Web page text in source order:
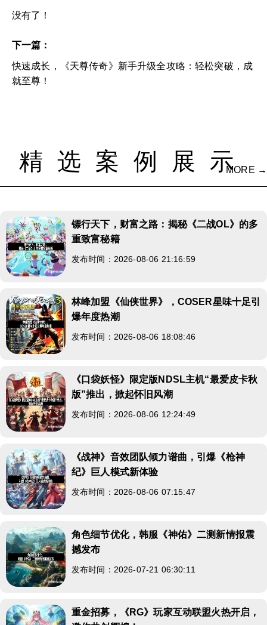
没有了！
下一篇：
快速成长，《天尊传奇》新手升级全攻略：轻松突破，成
就至尊！
精选案例展示MORE →
镖行天下，财富之路：揭秘《二战OL》的多
重致富秘籍
发布时间：2026-08-06 21:16:59
林峰加盟《仙侠世界》，COSER星味十足引
爆年度热潮
发布时间：2026-08-06 18:08:46
《口袋妖怪》限定版NDSL主机“最爱皮卡秋
版”推出，掀起怀旧风潮
发布时间：2026-08-06 12:24:49
《战神》音效团队倾力谱曲，引爆《枪神
纪》巨人模式新体验
发布时间：2026-08-06 07:15:47
角色细节优化，韩服《神佑》二测新情报震
撼发布
发布时间：2026-07-21 06:30:11
重金招募，《RG》玩家互动联盟火热开启，